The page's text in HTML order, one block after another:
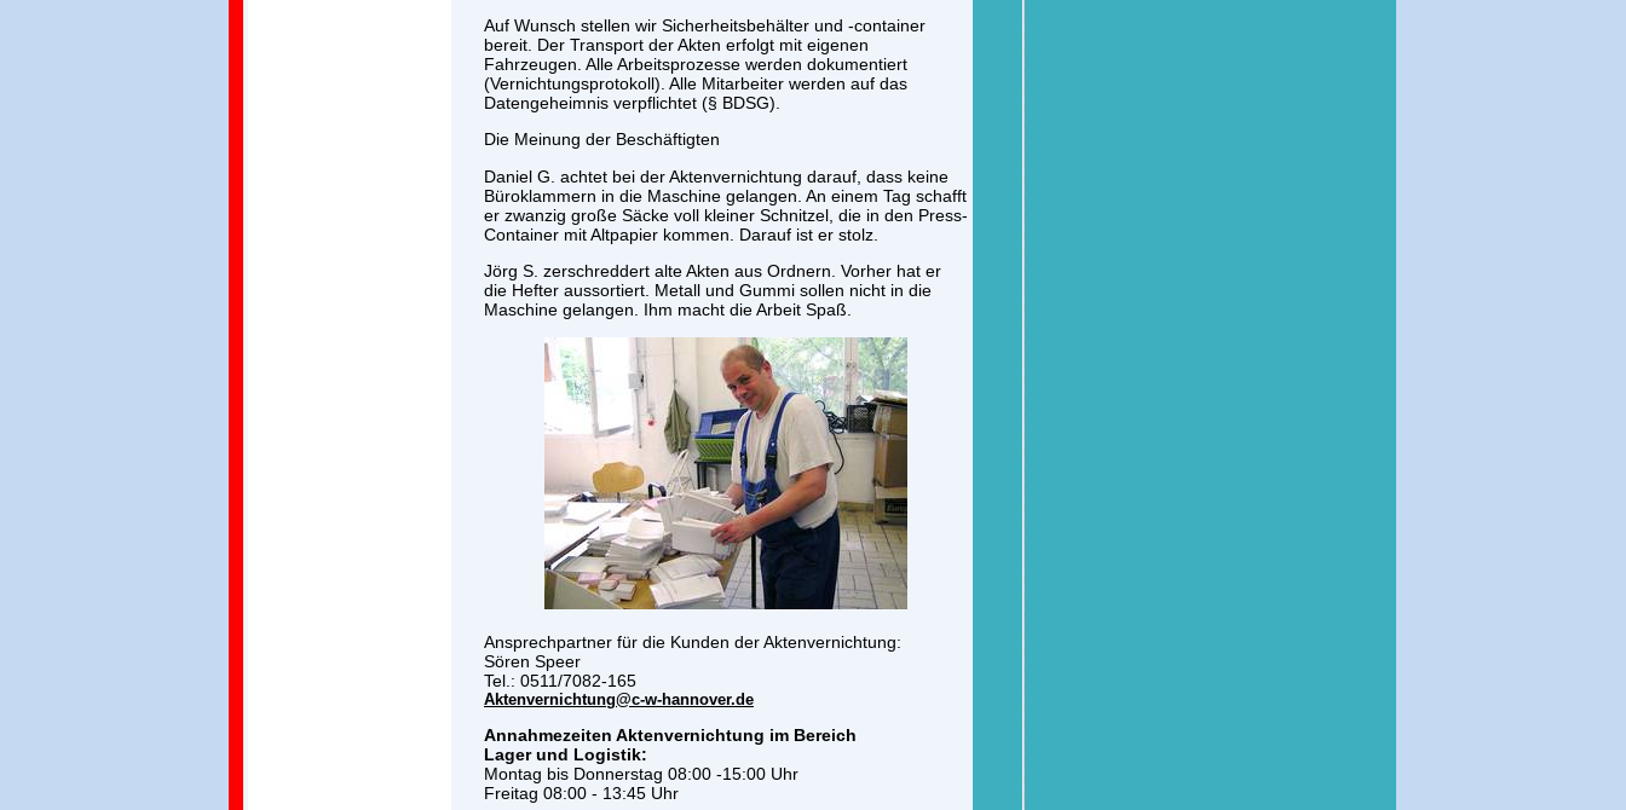
Auf Wunsch stellen wir Sicherheitsbehälter und -container
bereit. Der Transport der Akten erfolgt mit eigenen
Fahrzeugen. Alle Arbeitsprozesse werden dokumentiert
(Vernichtungsprotokoll). Alle Mitarbeiter werden auf das
Datengeheimnis verpflichtet (§ BDSG).
Die Meinung der Beschäftigten
Daniel G. achtet bei der Aktenvernichtung darauf, dass keine
Büroklammern in die Maschine gelangen. An einem Tag schafft
er zwanzig große Säcke voll kleiner Schnitzel, die in den Press-
Container mit Altpapier kommen. Darauf ist er stolz.
Jörg S. zerschreddert alte Akten aus Ordnern. Vorher hat er
die Hefter aussortiert. Metall und Gummi sollen nicht in die
Maschine gelangen. Ihm macht die Arbeit Spaß.
Ansprechpartner für die Kunden der Aktenvernichtung:
Sören Speer
Tel.: 0511/7082-165
Aktenvernichtung@c-w-hannover.de
Annahmezeiten Aktenvernichtung im Bereich
Lager und Logistik:
Montag bis Donnerstag 08:00 -15:00 Uhr
Freitag 08:00 - 13:45 Uhr